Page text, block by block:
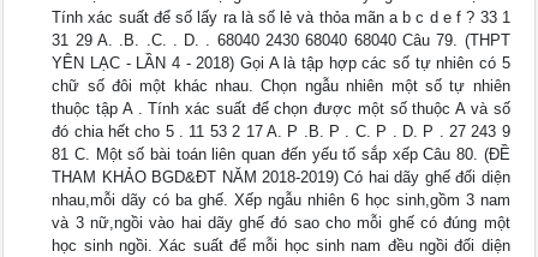
Tính xác suất để số lấy ra là số lẻ và thỏa mãn a b c d e f ? 33 1
31 29 A. .B. .C. . D. . 68040 2430 68040 68040 Câu 79. (THPT
YÊN LẠC - LẦN 4 - 2018) Gọi A là tập hợp các số tự nhiên có 5
chữ số đôi một khác nhau. Chọn ngẫu nhiên một số tự nhiên
thuộc tập A . Tính xác suất để chọn được một số thuộc A và số
đó chia hết cho 5 . 11 53 2 17 A. P .B. P . C. P . D. P . 27 243 9
81 C. Một số bài toán liên quan đến yếu tố sắp xếp Câu 80. (ĐỀ
THAM KHẢO BGD&ĐT NĂM 2018-2019) Có hai dãy ghế đối diện
nhau,mỗi dãy có ba ghế. Xếp ngẫu nhiên 6 học sinh,gồm 3 nam
và 3 nữ,ngồi vào hai dãy ghế đó sao cho mỗi ghế có đúng một
học sinh ngồi. Xác suất để mỗi học sinh nam đều ngồi đối diện